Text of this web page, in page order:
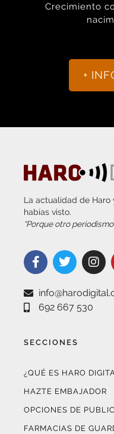
Crecimiento
+
La actualidad de Haro
habías visto.
“Porque otro
692 667 530
SECCIONES
¿QUÉ ES HARO
HAZTE EMBAJADOR
OPCIONES DE
FARMACIAS DE